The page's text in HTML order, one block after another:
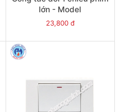
lớn - Model
S182D1(S182D1/DL)
23,800 đ